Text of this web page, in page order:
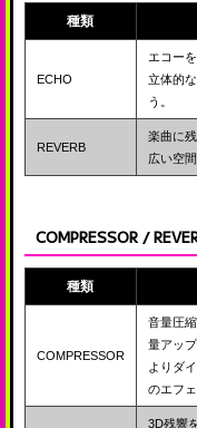
種類
ECHO
エコー
立体的
う。
REVERB
楽曲に
広い空
COMPRESSOR /
種類
COMPRESSOR
音量圧
量アッ
よりダ
のエフ
3D残響